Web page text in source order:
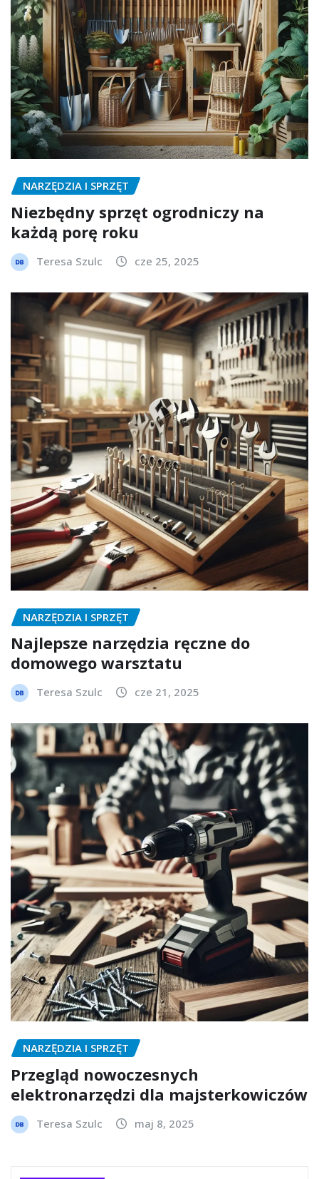
NARZĘDZIA I SPRZĘT
Niezbędny sprzęt ogrodniczy na
każdą porę roku
Teresa Szulc cze 25, 2025
NARZĘDZIA I SPRZĘT
Najlepsze narzędzia ręczne do
domowego warsztatu
Teresa Szulc cze 21, 2025
NARZĘDZIA I SPRZĘT
Przegląd nowoczesnych
elektronarzędzi dla majsterkowiczów
Teresa Szulc maj 8, 2025